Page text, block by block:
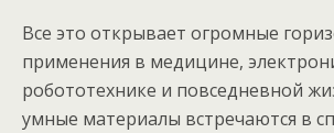
Все это открывает огромные
применения в медицине,
робототехнике и повседневной
умные материалы встречаются в